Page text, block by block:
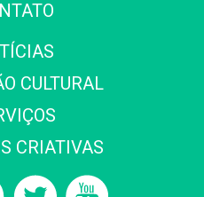
CULTURAL
CRIATIVAS